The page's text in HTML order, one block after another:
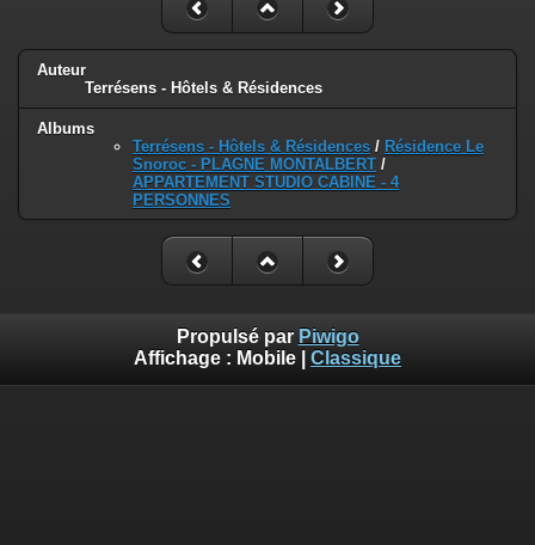
Auteur
Terrésens - Hôtels & Résidences
Albums
Terrésens - Hôtels & Résidences / Résidence Le
Snoroc - PLAGNE MONTALBERT /
APPARTEMENT STUDIO CABINE - 4
PERSONNES
Propulsé par Piwigo
Affichage : Mobile Classique